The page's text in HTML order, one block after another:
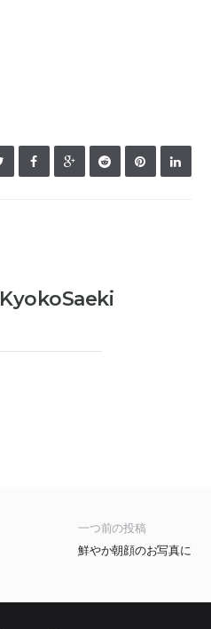
KyokoSaeki
一つ前の投稿
鮮やか朝顔のお写真に